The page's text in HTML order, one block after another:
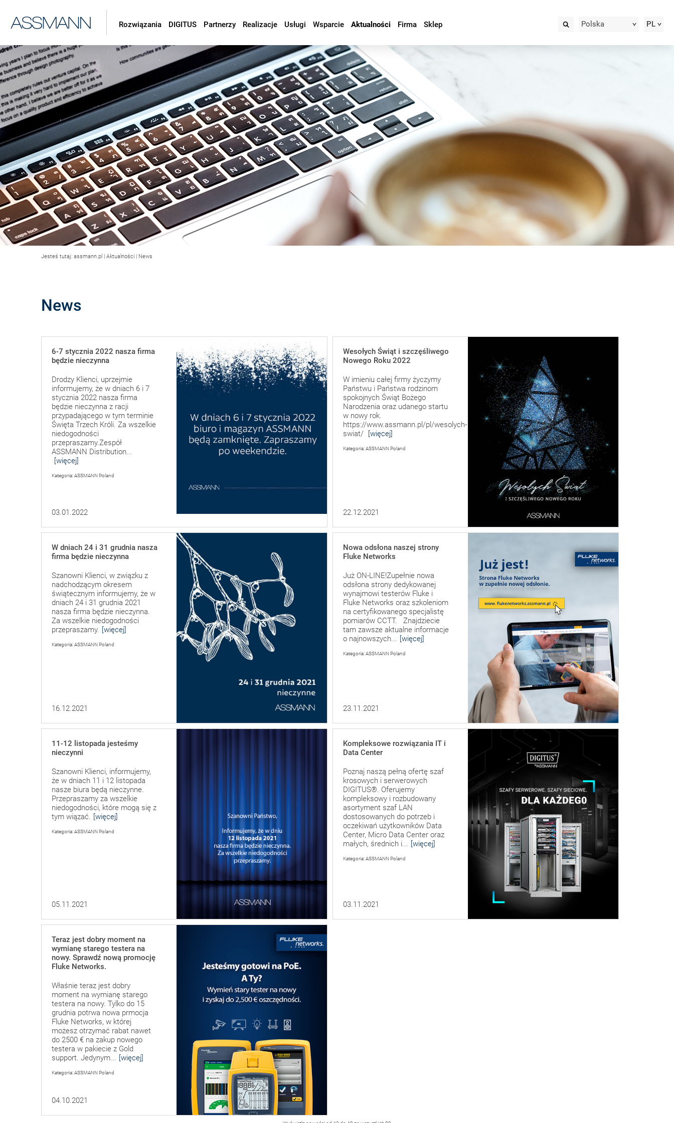
Polska PL
Rozwiązania DIGITUS Partnerzy Realizacje Usługi Wsparcie Aktualności Firma Sklep
Jesteś tutaj: assmann.pl | Aktualności | News
News
03.01.2022
6-7 stycznia 2022 nasza firma
będzie nieczynna
Drodzy Klienci, uprzejmie
informujemy, że w dniach 6 i 7
stycznia 2022 nasza firma
będzie nieczynna z racji
przypadającego w tym terminie
Święta Trzech Króli. Za wszelkie
niedogodności
przepraszamy.Zespół
ASSMANN Distribution...
[więcej]
Kategoria: ASSMANN Poland
22.12.2021
Wesołych Świąt i szczęśliwego
Nowego Roku 2022
W imieniu całej firmy życzymy
Państwu i Państwa rodzinom
spokojnych Świąt Bożego
Narodzenia oraz udanego startu
w nowy rok.
https://www.assmann.pl/pl/wesolych-
swiat/
[więcej]
Kategoria: ASSMANN Poland
16.12.2021
W dniach 24 i 31 grudnia nasza
firma będzie nieczynna
Szanowni Klienci, w związku z
nadchodzącym okresem
świątecznym informujemy, że w
dniach 24 i 31 grudnia 2021
nasza firma będzie nieczynna.
Za wszelkie niedogodności
przepraszamy. [więcej]
Kategoria: ASSMANN Poland
23.11.2021
Nowa odsłona naszej strony
Fluke Networks
Już ON-LINE!Zupełnie nowa
odsłona strony dedykowanej
wynajmowi testerów Fluke i
Fluke Networks oraz szkoleniom
na certyfikowanego specjalistę
pomiarów CCTT. Znajdziecie
tam zawsze aktualne informacje
o najnowszych... [więcej]
Kategoria: ASSMANN Poland
05.11.2021
11-12 listopada jesteśmy
nieczynni
Szanowni Klienci, informujemy,
że w dniach 11 i 12 listopada
nasze biura będą nieczynne.
Przepraszamy za wszelkie
niedogodności, które mogą się z
tym wiązać. [więcej]
Kategoria: ASSMANN Poland
03.11.2021
Kompleksowe rozwiązania IT i
Data Center
Poznaj naszą pełną ofertę szaf
krosowych i serwerowych
DIGITUS®. Oferujemy
kompleksowy i rozbudowany
asortyment szaf LAN
dostosowanych do potrzeb i
oczekiwań użytkowników Data
Center, Micro Data Center oraz
małych, średnich i... [więcej]
Kategoria: ASSMANN Poland
04.10.2021
Teraz jest dobry moment na
wymianę starego testera na
nowy. Sprawdź nową promocję
Fluke Networks.
Właśnie teraz jest dobry
moment na wymianę starego
testera na nowy. Tylko do 15
grudnia potrwa nowa prmocja
Fluke Networks, w której
możesz otrzymać rabat nawet
do 2500 € na zakup nowego
testera w pakiecie z Gold
support. Jedynym... [więcej]
Kategoria: ASSMANN Poland